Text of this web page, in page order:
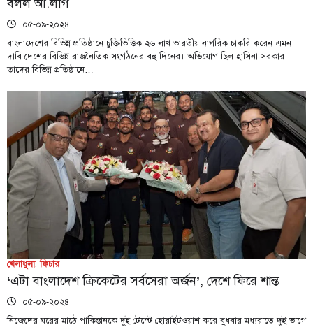
বলল আ.লীগ
০৫-০৯-২০২৪
বাংলাদেশের বিভিন্ন প্রতিষ্ঠানে চুক্তিভিত্তিক ২৬ লাখ ভারতীয় নাগরিক চাকরি করেন এমন
দাবি দেশের বিভিন্ন রাজনৈতিক সংগঠনের বহু দিনের। অভিযোগ ছিল হাসিনা সরকার
তাদের বিভিন্ন প্রতিষ্ঠানে…
খেলাধুলা,ফিচার
‘এটা বাংলাদেশ ক্রিকেটের সর্বসেরা অর্জন’, দেশে ফিরে শান্ত
০৫-০৯-২০২৪
নিজেদের ঘরের মাঠে পাকিস্তানকে দুই টেস্টে হোয়াইটওয়াশ করে বুধবার মধ্যরাতে দুই ভাগে